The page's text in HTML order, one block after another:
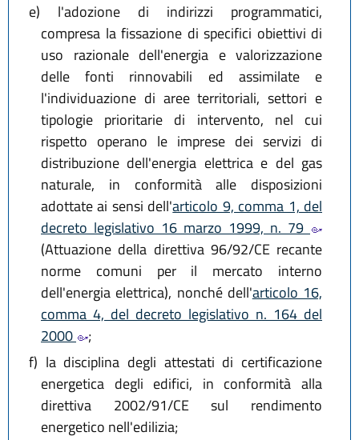
e) l'adozione di indirizzi programmatici,
compresa la fissazione di specifici obiettivi di
uso razionale dell'energia e valorizzazione
delle fonti rinnovabili ed assimilate e
l'individuazione di aree territoriali, settori e
tipologie prioritarie di intervento, nel cui
rispetto operano le imprese dei servizi di
distribuzione dell'energia elettrica e del gas
naturale, in conformità alle disposizioni
adottate ai sensi dell'articolo 9, comma 1, del
decreto legislativo 16 marzo 1999, n. 79
(Attuazione della direttiva 96/92/CE recante
norme comuni per il mercato interno
dell'energia elettrica), nonché dell'articolo 16,
comma 4, del decreto legislativo n. 164 del
2000
;
f) la disciplina degli attestati di certificazione
energetica degli edifici, in conformità alla
direttiva 2002/91/CE sul rendimento
energetico nell'edilizia;